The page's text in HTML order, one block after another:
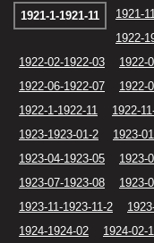
1921-1-1921-11
1921-
1922-
1922-02-1922-03
1922-
1922-06-1922-07
1922-
1922-1-1922-11
1922-
1923-1923-01-2
1923-
1923-04-1923-05
1923-
1923-07-1923-08
1923-
1923-11-1923-11-2
1924-1924-02
1924-02-